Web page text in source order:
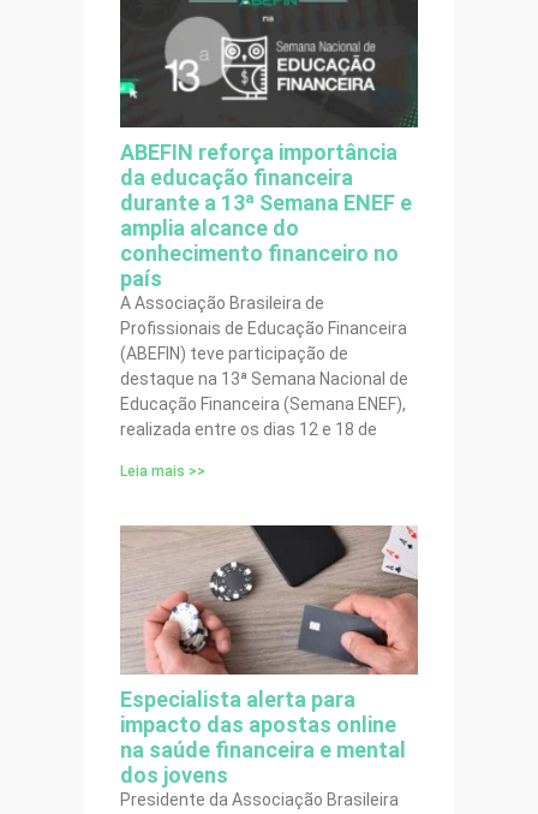
ABEFIN reforça importância
da educação financeira
durante a 13ª Semana ENEF e
amplia alcance do
conhecimento financeiro no
país
A Associação Brasileira de
Profissionais de Educação Financeira
(ABEFIN) teve participação de
destaque na 13ª Semana Nacional de
Educação Financeira (Semana ENEF),
realizada entre os dias 12 e 18 de
Leia mais >>
Especialista alerta para
impacto das apostas online
na saúde financeira e mental
dos jovens
Presidente da Associação Brasileira